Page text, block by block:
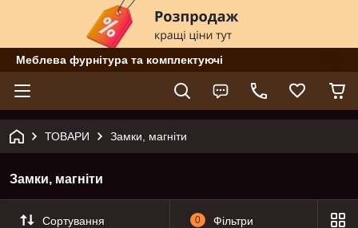
Меблева фурнітура та комплектуючі
ТОВАРИ Замки, магніти
Замки, магніти
Сортування 0 Фільтри